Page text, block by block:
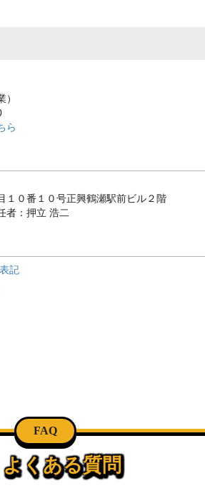
ら
１０番１０号正興鶴瀬駅前ビル２階
：押立 浩二
記
FAQ
よくある質問